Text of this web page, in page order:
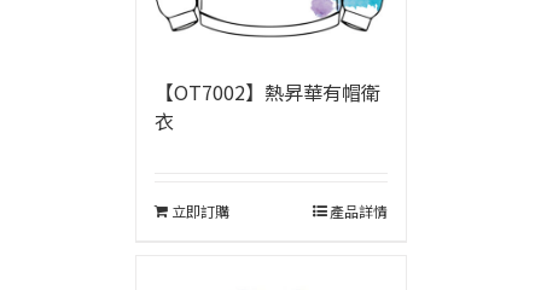
【OT7002】熱昇華有帽衛
衣
立即訂購 產品詳情